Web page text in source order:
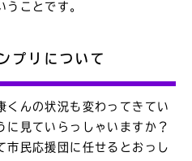
うことです。
プリについて
くんの状況も変わってきてい
に見ていらっしゃいますか？
市民応援団に任せるとおっし